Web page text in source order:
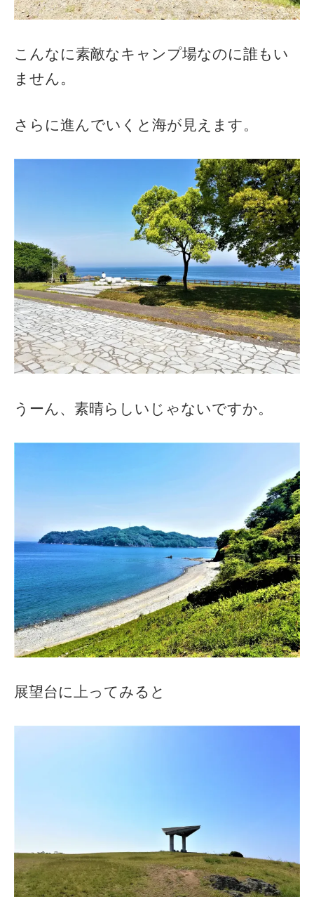
こんなに素敵なキャンプ場なのに誰もい
ません。
さらに進んでいくと海が見えます。
うーん、素晴らしいじゃないですか。
展望台に上ってみると